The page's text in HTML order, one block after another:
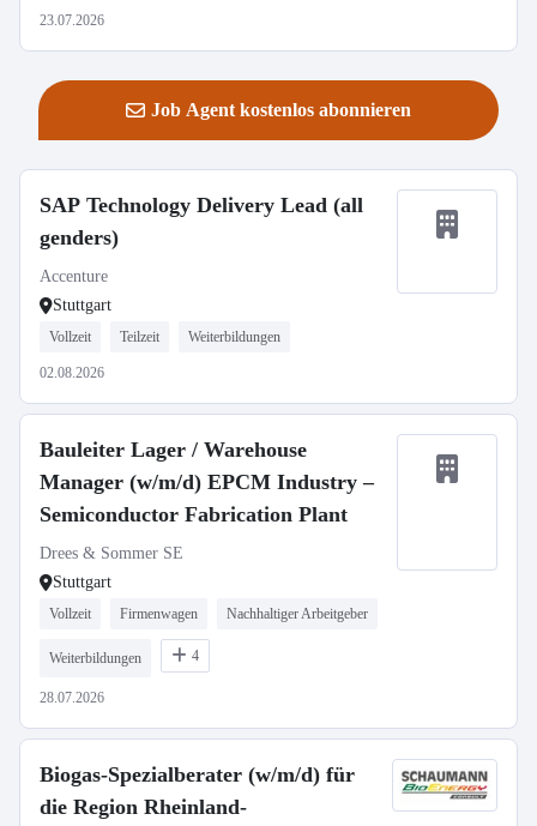
23.07.2026
Job Agent kostenlos abonnieren
SAP Technology Delivery Lead (all
genders)
Accenture
Stuttgart
Vollzeit Teilzeit Weiterbildungen
02.08.2026
Bauleiter Lager / Warehouse
Manager (w/m/d) EPCM Industry –
Semiconductor Fabrication Plant
Drees & Sommer SE
Stuttgart
Vollzeit Firmenwagen Nachhaltiger Arbeitgeber
Weiterbildungen 4
28.07.2026
Biogas-Spezialberater (w/m/d) für
die Region Rheinland-